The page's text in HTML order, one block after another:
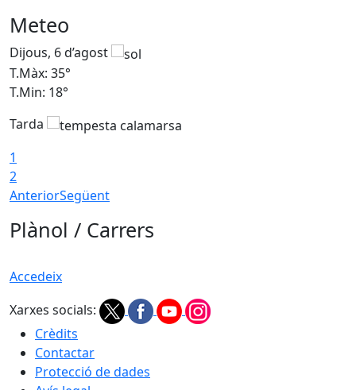
Meteo
Dijous, 6 d’agost
T.Màx: 35°
T.Min: 18°
Tarda
1
2
AnteriorSegüent
Plànol / Carrers
Accedeix
Xarxes socials:
Crèdits
Contactar
Protecció de dades